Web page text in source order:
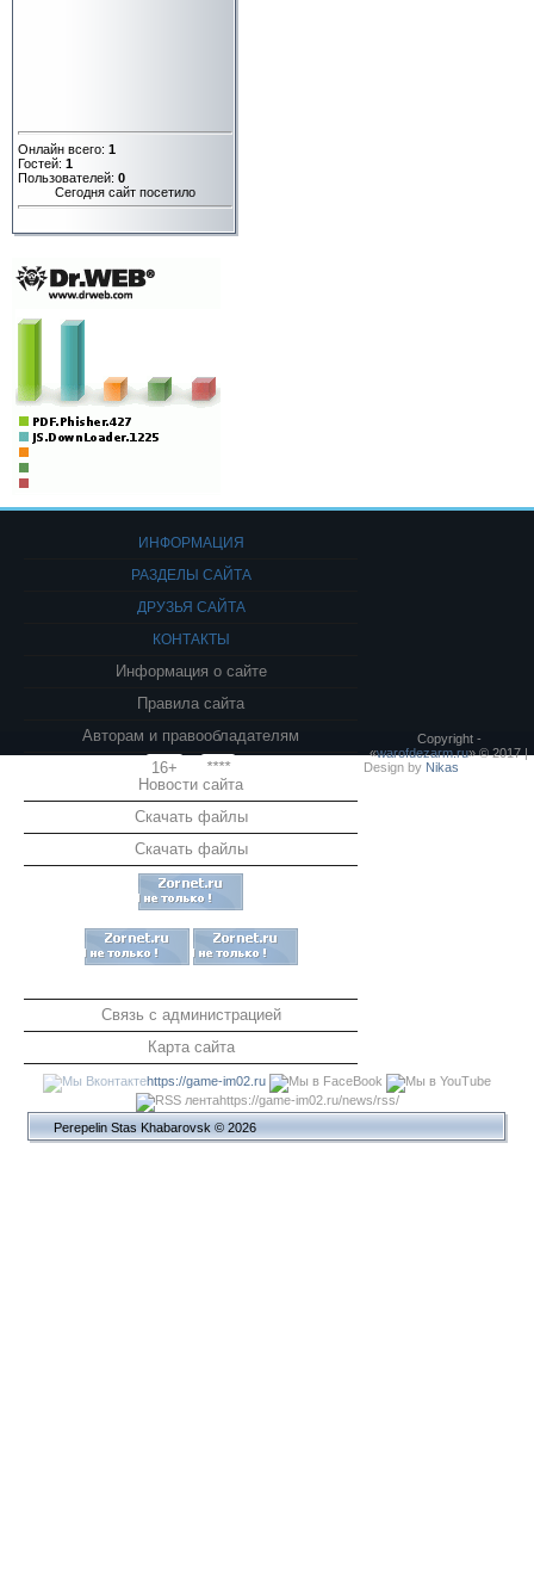
Онлайн всего: 1
Гостей: 1
Пользователей: 0
Сегодня сайт посетило
ИНФОРМАЦИЯ
РАЗДЕЛЫ САЙТА
ДРУЗЬЯ САЙТА
КОНТАКТЫ
Информация о сайте
Правила сайта
Авторам и правообладателям
16+
****
Новости сайта
Скачать файлы
Скачать файлы
Связь с администрацией
Карта сайта
Copyright -
«warofdezarm.ru» © 2017 |
Design by Nikas
https://game-im02.ru
https://game-im02.ru/news/rss/
Perepelin Stas Khabarovsk © 2026